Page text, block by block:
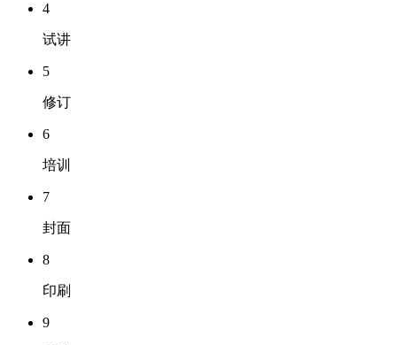
4
试讲
5
修订
6
培训
7
封面
8
印刷
9